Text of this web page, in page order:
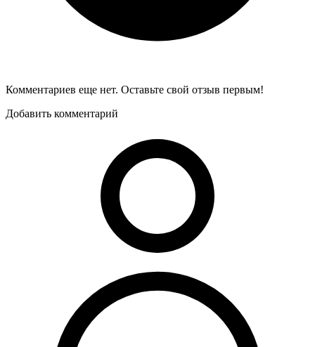
Комментариев еще нет. Оставьте свой отзыв первым!
Добавить комментарий